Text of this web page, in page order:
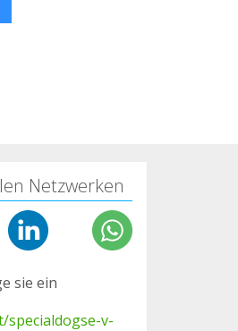
Netzwerken
sie ein
specialdogse-v-